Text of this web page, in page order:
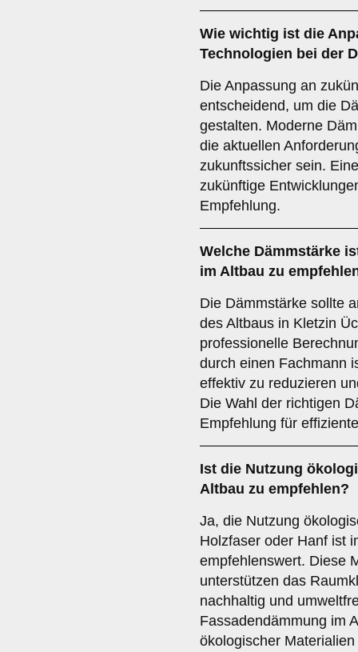
Wie wichtig ist die
Technologien bei der
Die Anpassung an
entscheidend, um die
gestalten. Moderne
die aktuellen
zukunftssicher sein.
zukünftige
Empfehlung.
Welche Dämmstärke
im Altbau zu
Die Dämmstärke sollte
des Altbaus in Kletzin
professionelle
durch einen Fachmann
effektiv zu reduzieren
Die Wahl der richtigen
Empfehlung für
Ist die Nutzung
Altbau zu empfehlen?
Ja, die Nutzung
Holzfaser oder Hanf ist
empfehlenswert. Diese
unterstützen das
nachhaltig und
Fassadendämmung im
ökologischer